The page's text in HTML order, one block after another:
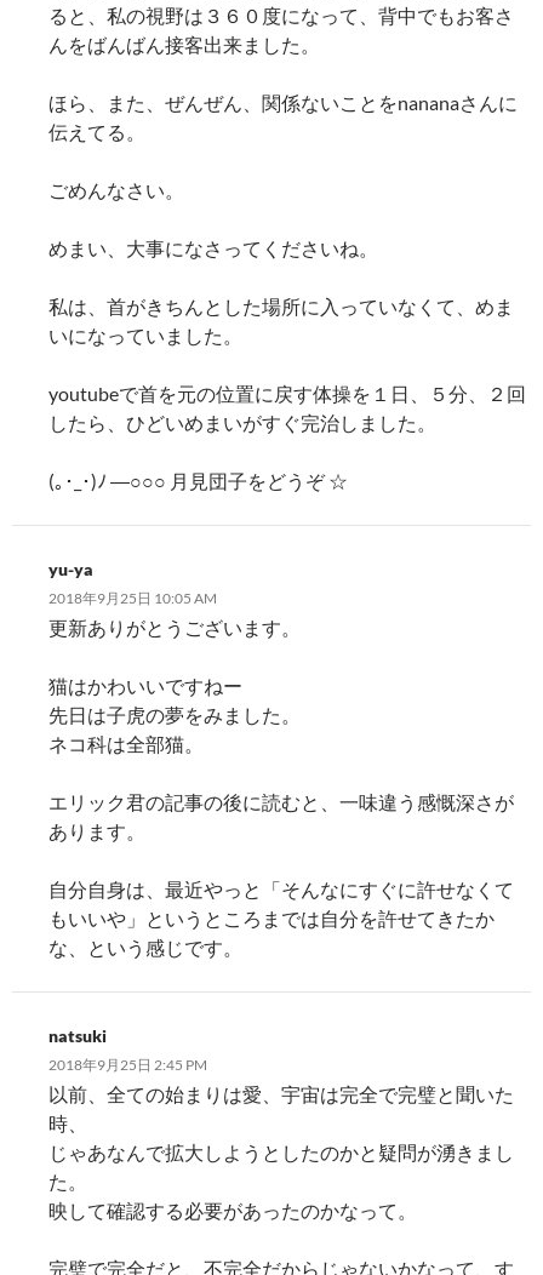
ると、私の視野は３６０度になって、背中でもお客さ
んをばんばん接客出来ました。
ほら、また、ぜんぜん、関係ないことをnananaさんに
伝えてる。
ごめんなさい。
めまい、大事になさってくださいね。
私は、首がきちんとした場所に入っていなくて、めま
いになっていました。
youtubeで首を元の位置に戻す体操を１日、５分、２回
したら、ひどいめまいがすぐ完治しました。
(｡･_･)ﾉ ―○︎○○ 月見団子をどうぞ ☆
yu-ya
2018年9月25日 10:05 AM
更新ありがとうございます。
猫はかわいいですねー
先日は子虎の夢をみました。
ネコ科は全部猫。
エリック君の記事の後に読むと、一味違う感慨深さが
あります。
自分自身は、最近やっと「そんなにすぐに許せなくて
もいいや」というところまでは自分を許せてきたか
な、という感じです。
natsuki
2018年9月25日 2:45 PM
以前、全ての始まりは愛、宇宙は完全で完璧と聞いた
時、
じゃあなんで拡大しようとしたのかと疑問が湧きまし
た。
映して確認する必要があったのかなって。
完璧で完全だと、不完全だからじゃないかなって、す